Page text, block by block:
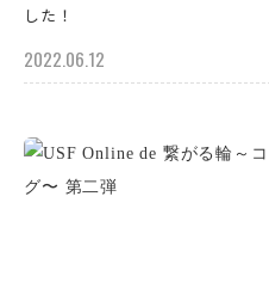
した！
2022.06.12